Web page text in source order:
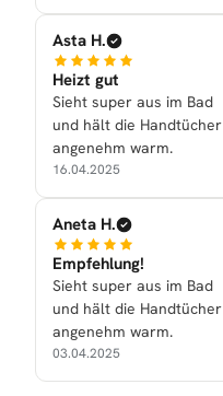
Asta H.
Heizt gut
Sieht super aus im Bad
und hält die Handtücher
angenehm warm.
16.04.2025
Aneta H.
Empfehlung!
Sieht super aus im Bad
und hält die Handtücher
angenehm warm.
03.04.2025